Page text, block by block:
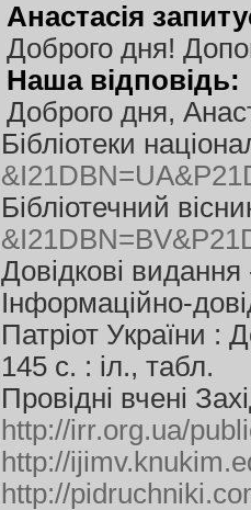
Анастасія
Доброго дня!
Наша відповідь:
Доброго дня,
Бібліотеки
Бібліотечний
Довідкові
Інформаційно-
Патріот України :
145 с. : іл., табл.
Провідні вчені
http://irr.org.ua/
http://
http://